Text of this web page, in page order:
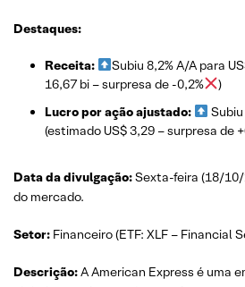
Destaques:
Receita:
Subiu 8,2% A/A para
16,67 bi – surpresa de -0,2%
)
Lucro por ação ajustado:
(estimado US$ 3,29 – surpresa de
Data da divulgação:Sexta-feira (18/
do mercado.
Setor: Financeiro (ETF: XLF – Financial
Descrição:A American Express é uma